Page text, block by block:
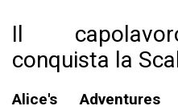
Il
conquista la
Alice's Adventures